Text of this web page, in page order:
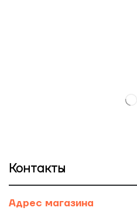
Контакты
Адрес магазина